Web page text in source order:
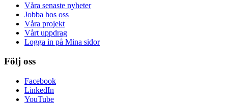
Våra senaste nyheter
Jobba hos oss
Våra projekt
Vårt uppdrag
Logga in på Mina sidor
Följ oss
Facebook
LinkedIn
YouTube